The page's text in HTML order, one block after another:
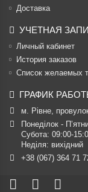
Доставка
УЧЕТНАЯ
Личный кабинет
История заказов
Список желаемых
ГРАФИК
м. Рівне,
Понеділок -
Субота: 09:00-
Неділя: вихідний
+38 (067) 364 71